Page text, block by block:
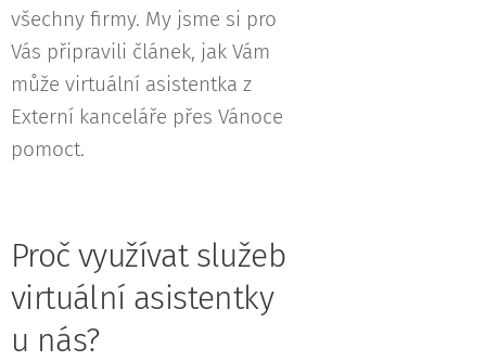
všechny firmy. My jsme si pro
Vás připravili článek, jak Vám
může virtuální asistentka z
Externí kanceláře přes Vánoce
pomoct.
Proč využívat služeb
virtuální asistentky
u nás?